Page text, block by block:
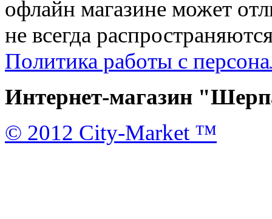
офлайн магазине может
не всегда
Политика работы с
Интернет-магазин
© 2012 City-Market ™